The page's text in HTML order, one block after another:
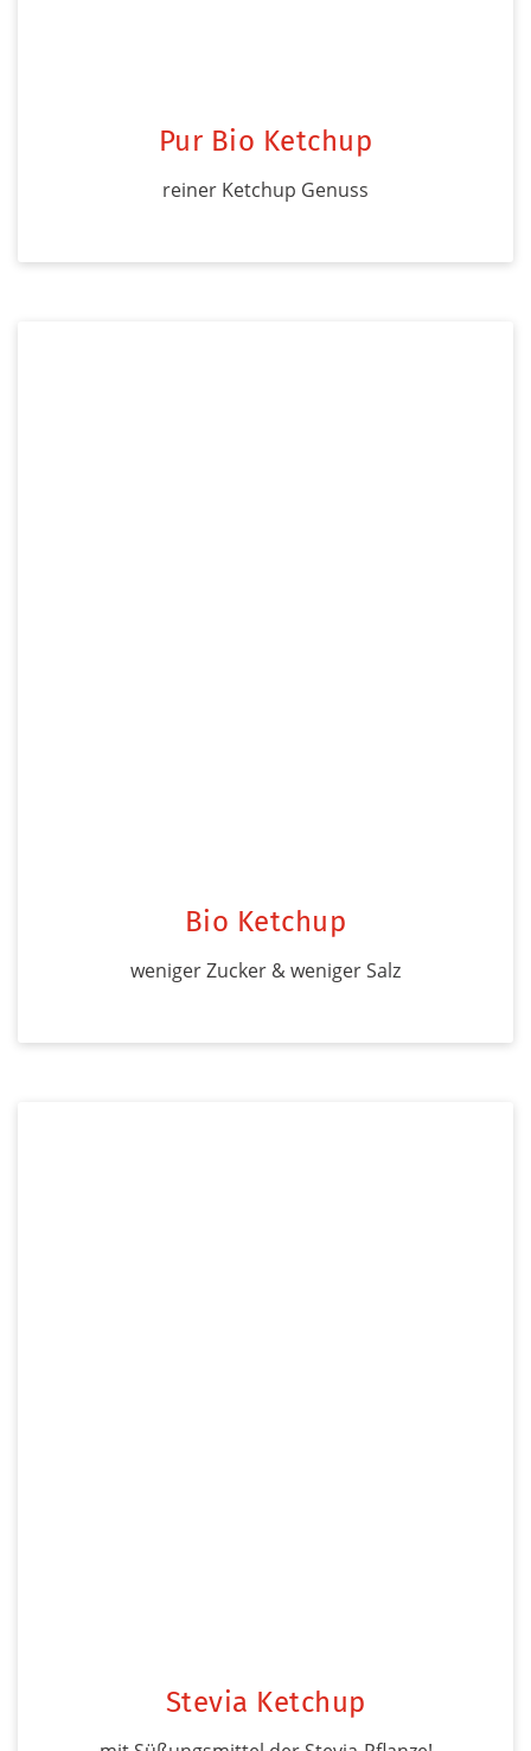
Pur Bio Ketchup
reiner Ketchup Genuss
Bio Ketchup
weniger Zucker & weniger Salz
Stevia Ketchup